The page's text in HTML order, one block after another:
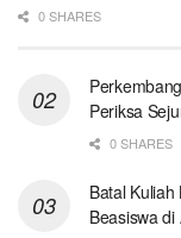
0 SHARES
Periksa
0 SHARES
Batal
Beasiswa